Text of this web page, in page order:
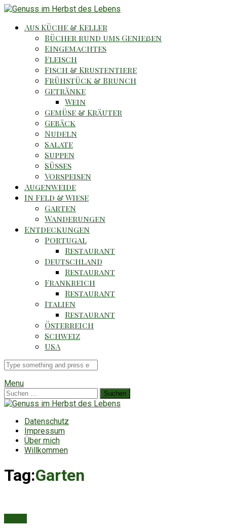
Aus Küche & Keller
Bücher rund ums Genießen
Eingemachtes
Fleisch
Fisch & Krustentiere
Frühstück & Brunch
Getränke
Wein
Gemüse & Kräuter
Gebäck
Nudeln
Salate
Suppen
Süsses
Vorspeisen
Augenweide
In Feld & Wiese
Garten
Wanderungen
Entdeckungen
Portugal
Restaurant
Deutschland
Restaurant
Frankreich
Restaurant
Italien
Restaurant
Österreich
Schweiz
USA
Suche
für
Menu
Suchen
nach:
Datenschutz
Impressum
Über mich
Willkommen
Tag:Garten